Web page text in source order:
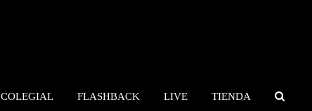
COLEGIAL FLASHBACK LIVE TIENDA